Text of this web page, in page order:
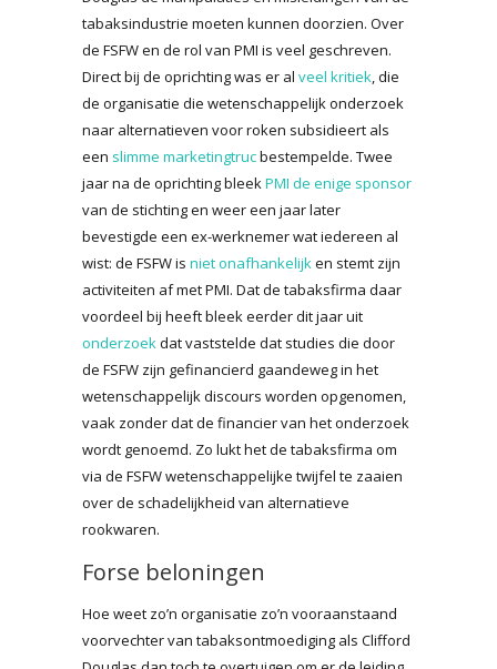
tabaksindustrie moeten kunnen doorzien. Over
de FSFW en de rol van PMI is veel geschreven.
Direct bij de oprichting was er al veel kritiek, die
de organisatie die wetenschappelijk onderzoek
naar alternatieven voor roken subsidieert als
een slimme marketingtrucbestempelde. Twee
jaar na de oprichting bleekPMI de enige sponsor
van de stichting en weer een jaar later
bevestigde een ex-werknemer wat iedereen al
wist: de FSFW is niet onafhankelijken stemt zijn
activiteiten af met PMI. Dat de tabaksfirma daar
voordeel bij heeft bleek eerder dit jaar uit
onderzoekdat vaststelde dat studies die door
de FSFW zijn gefinancierd gaandeweg in het
wetenschappelijk discours worden opgenomen,
vaak zonder dat de financier van het onderzoek
wordt genoemd. Zo lukt het de tabaksfirma om
via de FSFW wetenschappelijke twijfel te zaaien
over de schadelijkheid van alternatieve
rookwaren.
Forse beloningen
Hoe weet zo’n organisatie zo’n vooraanstaand
voorvechter van tabaksontmoediging als Clifford